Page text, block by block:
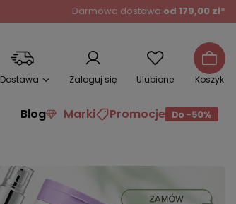
Darmowa dostawa od 179,00 zł*
Dostawa Zaloguj się Ulubione Koszyk
Blog Marki Promocje